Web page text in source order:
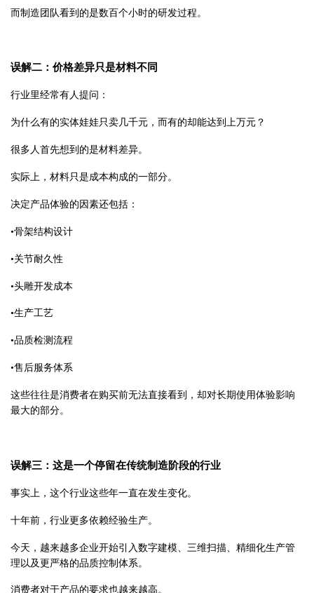
而制造团队看到的是数百个小时的研发过程。
误解二：价格差异只是材料不同
行业里经常有人提问：
为什么有的实体娃娃只卖几千元，而有的却能达到上万元？
很多人首先想到的是材料差异。
实际上，材料只是成本构成的一部分。
决定产品体验的因素还包括：
•骨架结构设计
•关节耐久性
•头雕开发成本
•生产工艺
•品质检测流程
•售后服务体系
这些往往是消费者在购买前无法直接看到，却对长期使用体验影响
最大的部分。
误解三：这是一个停留在传统制造阶段的行业
事实上，这个行业这些年一直在发生变化。
十年前，行业更多依赖经验生产。
今天，越来越多企业开始引入数字建模、三维扫描、精细化生产管
理以及更严格的品质控制体系 。
消费者对于产品的要求也越来越高。